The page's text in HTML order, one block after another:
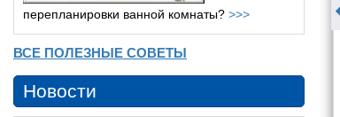
Boheme
Гигиенический душ Boheme
перепланировки ванной комнаты? >>>
ВСЕ ПОЛЕЗНЫЕ СОВЕТЫ
Новости